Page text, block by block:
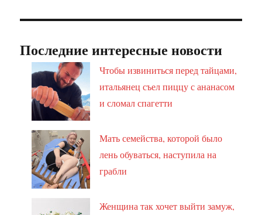
Последние интересные новости
Чтобы извиниться перед тайцами,
итальянец съел пиццу с ананасом
и сломал спагетти
Мать семейства, которой было
лень обуваться, наступила на
грабли
Женщина так хочет выйти замуж,